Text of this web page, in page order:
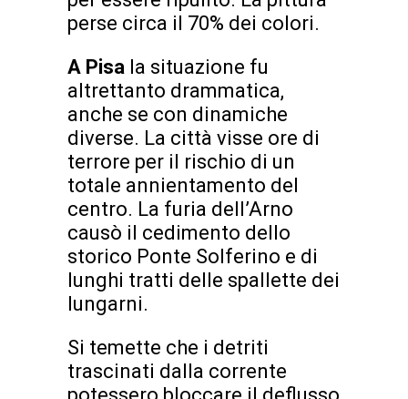
perse circa il 70% dei colori.
A Pisa la situazione fu
altrettanto drammatica,
anche se con dinamiche
diverse. La città visse ore di
terrore per il rischio di un
totale annientamento del
centro. La furia dell’Arno
causò il cedimento dello
storico Ponte Solferino e di
lunghi tratti delle spallette dei
lungarni.
Si temette che i detriti
trascinati dalla corrente